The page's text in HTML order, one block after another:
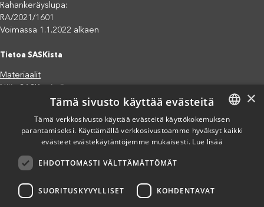
Rahankeräyslupa:
RA/2021/1601
Voimassa 1.1.2022 alkaen
Tietoa SASKista
Materiaalit
Näin SASK toimii
Jäsenjärjestöt
Saavutettavuusseloste
Tietosuojaseloste
Eettiset periaatteet (pdf)
Lahjoita
Osallistu
Liity kannatusjäseneksi
FINNISH
×
Tämä sivusto käyttää evästeitä
Tämä verkkosivusto käyttää evästeitä käyttökokemuksen
parantamiseksi. Käyttämällä verkkosivustoamme hyväksyt kaikki
evästeet evästekäytäntöjemme mukaisesti. Lue lisää
EHDOTTOMASTI VÄLTTÄMÄTTÖMÄT
SUORITUSKYVYLLISET KOHDENTAVAT